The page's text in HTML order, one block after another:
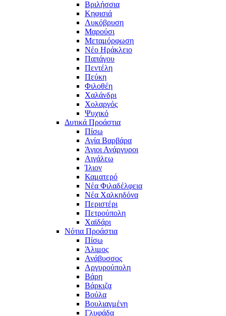
Βριλήσσια
Κηφισιά
Λυκόβρυση
Μαρούσι
Μεταμόρφωση
Νέο Ηράκλειο
Παπάγου
Πεντέλη
Πεύκη
Φιλοθέη
Χαλάνδρι
Χολαργός
Ψυχικό
Δυτικά Προάστια
Πίσω
Αγία Βαρβάρα
Άγιοι Ανάργυροι
Αιγάλεω
Ίλιον
Καματερό
Νέα Φιλαδέλφεια
Νέα Χαλκηδόνα
Περιστέρι
Πετρούπολη
Χαϊδάρι
Νότια Προάστια
Πίσω
Άλιμος
Ανάβυσσος
Αργυρούπολη
Βάρη
Βάρκιζα
Βούλα
Βουλιαγμένη
Γλυφάδα